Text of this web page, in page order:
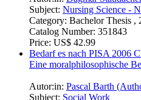
Subject: Nursing Science -
Category: Bachelor Thesis ,
Catalog Number: 351843
Price: US$ 42.99
Bedarf es nach PISA 2006
Eine moralphilosophische
Autor:in: Pascal Barth
Subject: Social Work